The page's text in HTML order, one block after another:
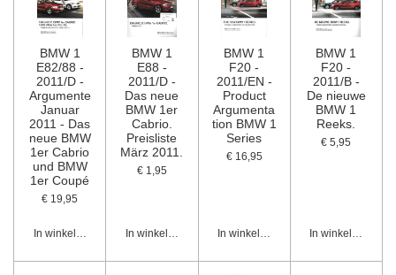
BMW 1
E82/88 -
2011/D -
Argumente
Januar
2011 - Das
neue BMW
1er Cabrio
und BMW
1er Coupé
€ 19,95
In winkelwagen
BMW 1
E88 -
2011/D -
Das neue
BMW 1er
Cabrio.
Preisliste
März 2011.
€ 1,95
In winkelwagen
BMW 1
F20 -
2011/EN -
Product
Argumenta
tion BMW 1
Series
€ 16,95
In winkelwagen
BMW 1
F20 -
2011/B -
De nieuwe
BMW 1
Reeks.
€ 5,95
In winkelwagen